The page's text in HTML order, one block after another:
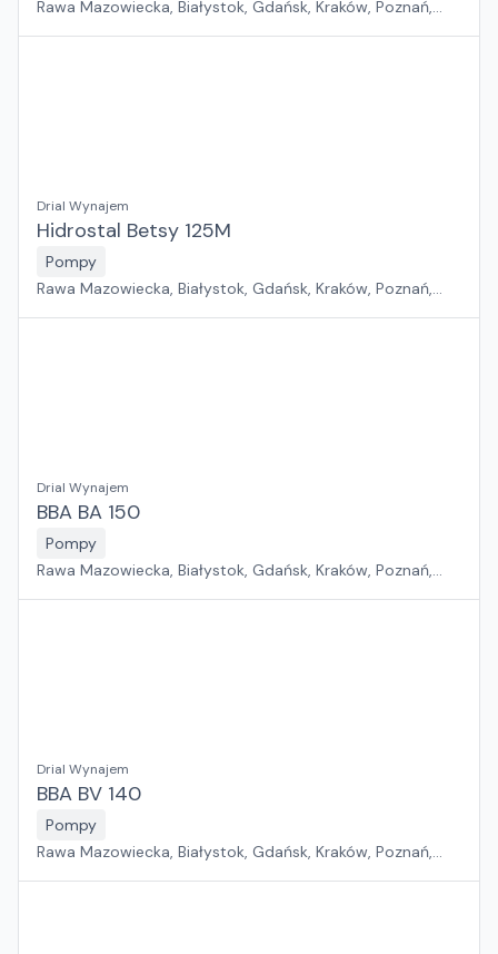
Rawa Mazowiecka, Białystok, Gdańsk, Kraków, Poznań,
Drial Wynajem
Hidrostal Betsy 125M
Pompy
Rawa Mazowiecka, Białystok, Gdańsk, Kraków, Poznań,
Drial Wynajem
BBA BA 150
Pompy
Rawa Mazowiecka, Białystok, Gdańsk, Kraków, Poznań,
Drial Wynajem
BBA BV 140
Pompy
Rawa Mazowiecka, Białystok, Gdańsk, Kraków, Poznań,